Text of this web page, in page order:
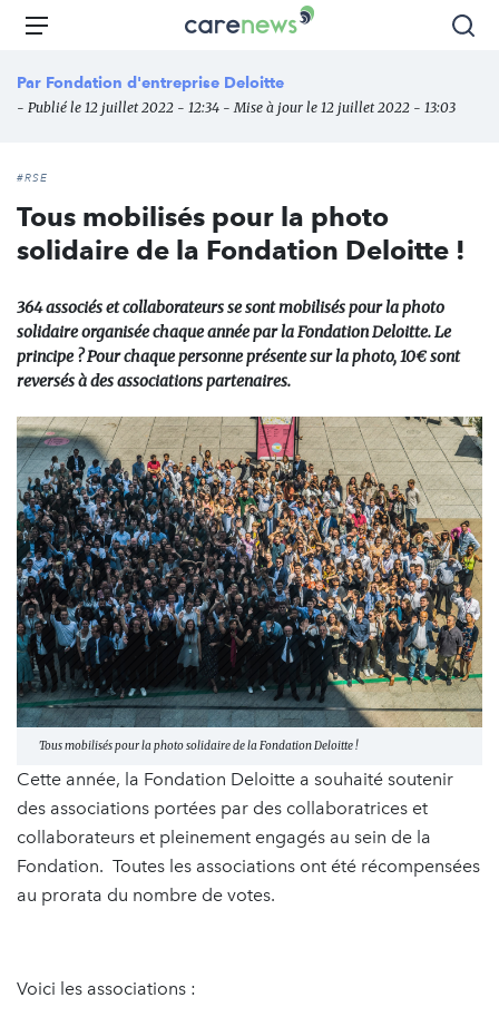
Aller
principal
Carenews,
média
des
Menu
Par Fondation d'entreprise Deloitte
- Publié le 12 juillet 2022 - 12:34 - Mise à jour le 12 juillet 2022 - 13:03
#RSE
Tous mobilisés pour la photo
solidaire de la Fondation Deloitte !
364 associés et collaborateurs se sont mobilisés pour la photo
solidaire organisée chaque année par la Fondation Deloitte. Le
principe ? Pour chaque personne présente sur la photo, 10€ sont
reversés à des associations partenaires.
Tous mobilisés pour la photo solidaire de la Fondation Deloitte !
Cette année, la Fondation Deloitte a souhaité soutenir
des associations portées par des collaboratrices et
collaborateurs et pleinement engagés au sein de la
Fondation. Toutes les associations ont été récompensées
au prorata du nombre de votes.
Voici les associations :